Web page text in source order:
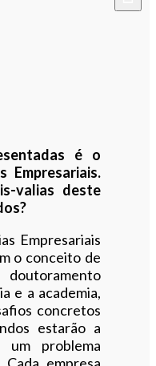
é o
Empresariais.
valias deste
Empresariais
o conceito de
e a academia,
concretos
estarão a
um problema